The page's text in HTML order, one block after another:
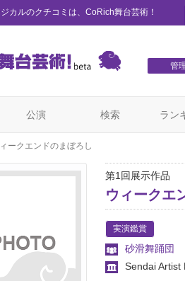
カルのクチコミは、CoRich舞台芸術！
管
公演 検索 ラン
ークエンドのまぼろし
第1回展示作品
ウィークエ
実演鑑賞
砂滑舞踊団
Sendai